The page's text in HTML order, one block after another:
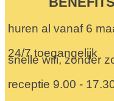
huren al vanaf 6
24/7 toegangelijk
snelle wifi, zonder
receptie 9.00 -